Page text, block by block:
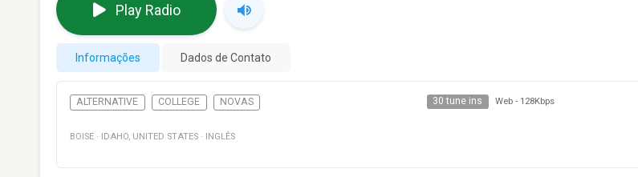
Play Radio
Informações Dados de Contato
ALTERNATIVE COLLEGE NOVAS 30 tune ins Web - 128Kbps
BOISE · IDAHO, UNITED STATES · INGLÊS